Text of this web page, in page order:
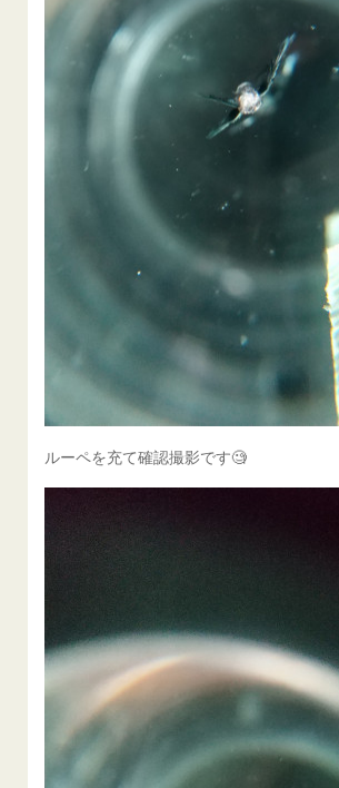
ルーペを充て確認撮影です🧐